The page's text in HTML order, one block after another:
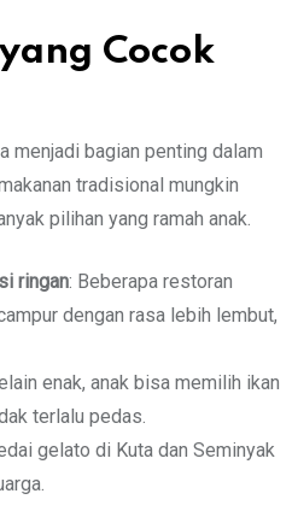
Cocok
menjadi bagian penting dalam
tradisional mungkin
pilihan yang ramah anak.
ringan: Beberapa restoran
dengan rasa lebih lembut,
enak, anak bisa memilih ikan
terlalu pedas.
gelato di Kuta dan Seminyak